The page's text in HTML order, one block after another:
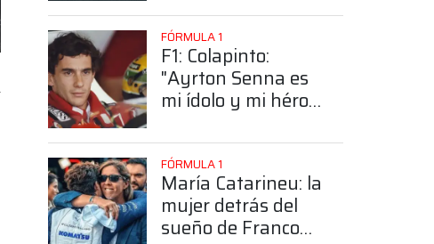
número 43
FÓRMULA 1
F1: Colapinto:
"Ayrton Senna es
mi ídolo y mi héroe
FÓRMULA 1
María Catarineu: la
mujer detrás del
sueño de Franco